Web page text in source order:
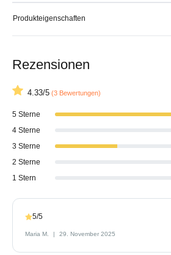
Produkteigenschaften
Rezensionen
4.33/5 (3 Bewertungen)
5 Sterne
4 Sterne
3 Sterne
2 Sterne
1 Stern
5/5
Maria M. 29. November 2025